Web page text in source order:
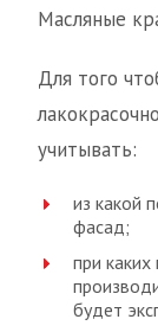
Масляные
Для того
учитывать:
из какой
фасад;
при
будет